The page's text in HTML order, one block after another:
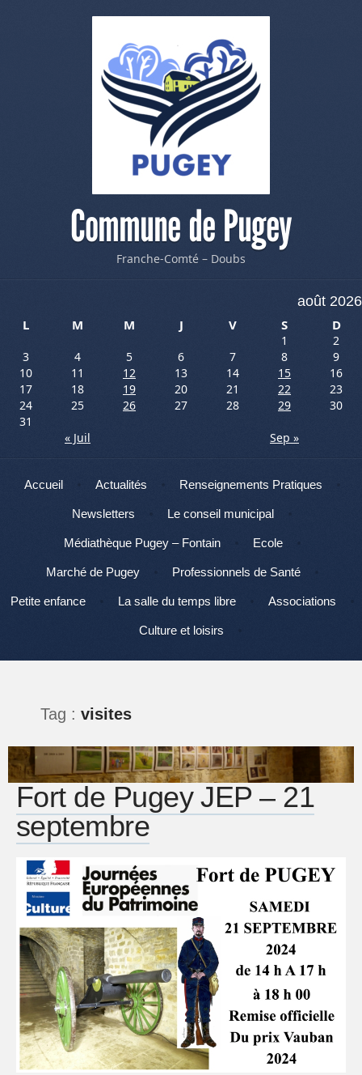
Commune de Pugey
Franche-Comté – Doubs
août 2026
L
M M J V S D
1
2
3
4 5 6 7 8
9
10
11 12 13 14 15
16
17
18 19 20 21 22
23
24
25 26 27 28 29
30
31
« Juil
Sep »
Menu
Aller au contenu
Accueil Actualités Renseignements Pratiques
Newsletters Le conseil municipal
Médiathèque Pugey – Fontain Ecole
Marché de Pugey Professionnels de Santé
Petite enfance La salle du temps libre Associations
Culture et loisirs
Tag : visites
Fort de Pugey JEP – 21
septembre